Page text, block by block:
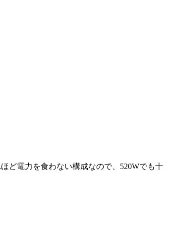
ど電力を食わない構成なので、520Wでも十